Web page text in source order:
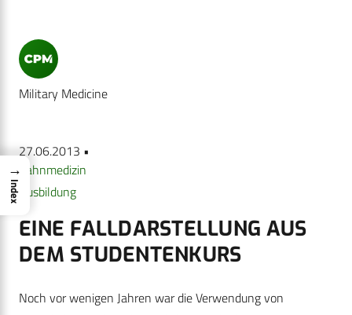
Military Medicine
27.06.2013 •
Zahnmedizin
Ausbildung
EINE FALLDARSTELLUNG AUS
DEM STUDENTENKURS
Noch vor wenigen Jahren war die Verwendung von
→
Index